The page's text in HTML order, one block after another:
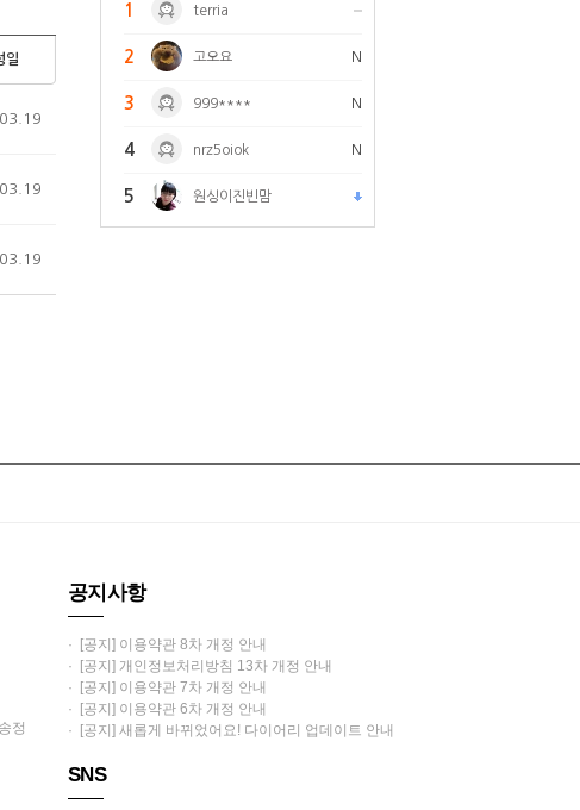
일
1 terria
2 고오요 N
3 999**** N
4 nrz5oiok N
5 원싱이진빈맘
정
공지사항
· [공지] 이용약관 8차 개정 안내
· [공지] 개인정보처리방침 13차 개정 안내
· [공지] 이용약관 7차 개정 안내
· [공지] 이용약관 6차 개정 안내
· [공지] 새롭게 바뀌었어요! 다이어리 업데이트 안내
SNS